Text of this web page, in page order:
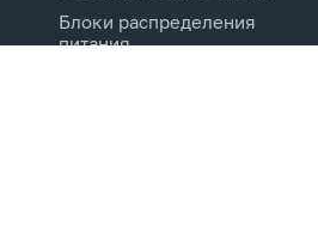
Блоки распределения
питания